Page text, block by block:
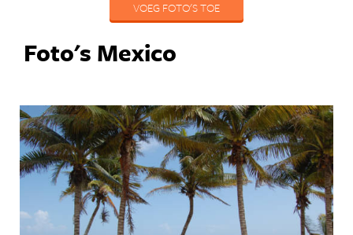
VOEG FOTO'S TOE
Foto's Mexico